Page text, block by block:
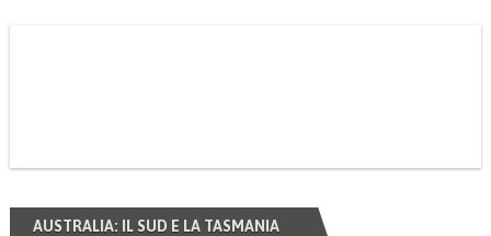
AUSTRALIA: IL SUD E LA TASMANIA